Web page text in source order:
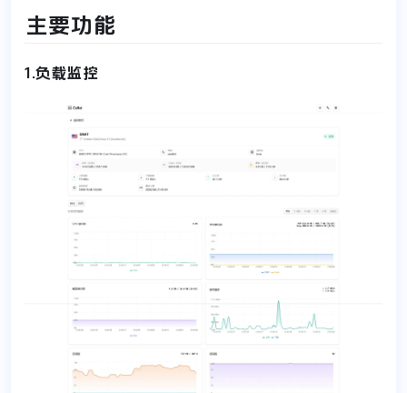
主要功能
1.负载监控